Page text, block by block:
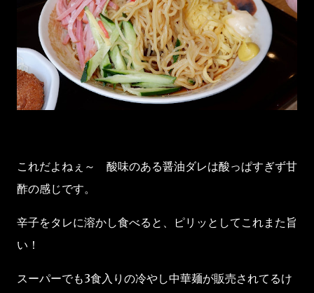
これだよねぇ～ 酸味のある醤油ダレは酸っぱすぎず甘
酢の感じです。
辛子をタレに溶かし食べると、ピリッとしてこれまた旨
い！
スーパーでも3食入りの冷やし中華麺が販売されてるけ